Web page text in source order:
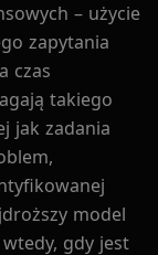
– użycie
zapytania
czas
takiego
jak zadania
model
gdy jest